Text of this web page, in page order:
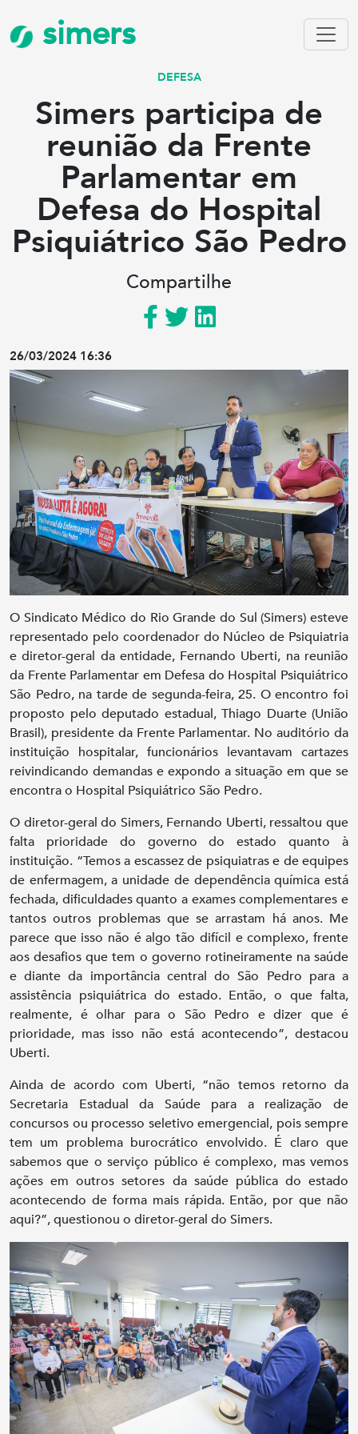
simers
DEFESA
Simers participa de
reunião da Frente
Parlamentar em
Defesa do Hospital
Psiquiátrico São Pedro
Compartilhe
26/03/2024 16:36
O Sindicato Médico do Rio Grande do Sul (Simers) esteve
representado pelo coordenador do Núcleo de Psiquiatria
e diretor-geral da entidade, Fernando Uberti, na reunião
da Frente Parlamentar em Defesa do Hospital Psiquiátrico
São Pedro, na tarde de segunda-feira, 25. O encontro foi
proposto pelo deputado estadual, Thiago Duarte (União
Brasil), presidente da Frente Parlamentar. No auditório da
instituição hospitalar, funcionários levantavam cartazes
reivindicando demandas e expondo a situação em que se
encontra o Hospital Psiquiátrico São Pedro.
O diretor-geral do Simers, Fernando Uberti, ressaltou que
falta prioridade do governo do estado quanto à
instituição. “Temos a escassez de psiquiatras e de equipes
de enfermagem, a unidade de dependência química está
fechada, dificuldades quanto a exames complementares e
tantos outros problemas que se arrastam há anos. Me
parece que isso não é algo tão difícil e complexo, frente
aos desafios que tem o governo rotineiramente na saúde
e diante da importância central do São Pedro para a
assistência psiquiátrica do estado. Então, o que falta,
realmente, é olhar para o São Pedro e dizer que é
prioridade, mas isso não está acontecendo”, destacou
Uberti.
Ainda de acordo com Uberti, “não temos retorno da
Secretaria Estadual da Saúde para a realização de
concursos ou processo seletivo emergencial, pois sempre
tem um problema burocrático envolvido. É claro que
sabemos que o serviço público é complexo, mas vemos
ações em outros setores da saúde pública do estado
acontecendo de forma mais rápida. Então, por que não
aqui?”, questionou o diretor-geral do Simers.